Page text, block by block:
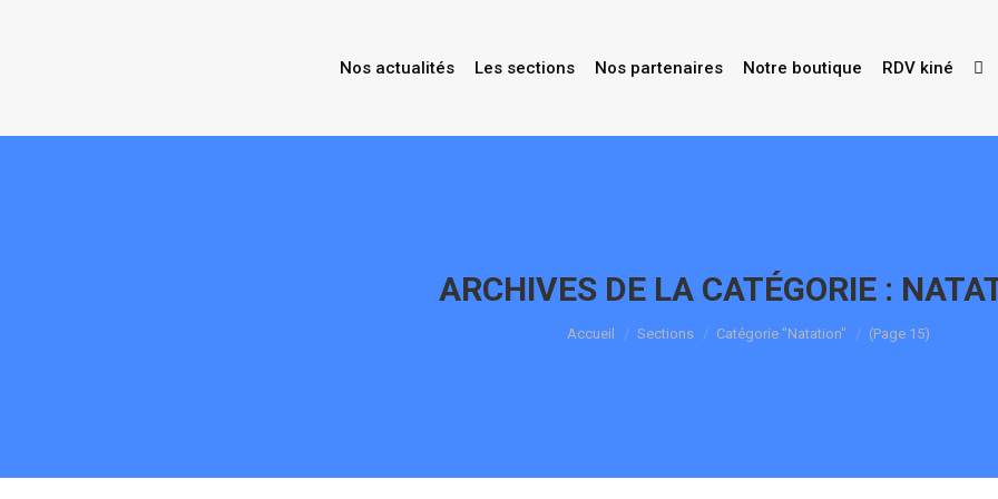
Nos actualités Les sections Nos partenaires Notre boutique RDV kiné
ARCHIVES DE LA CATÉGORIE :
Vous êtes ici :
Accueil Sections Catégorie "Natation" (Page 15)